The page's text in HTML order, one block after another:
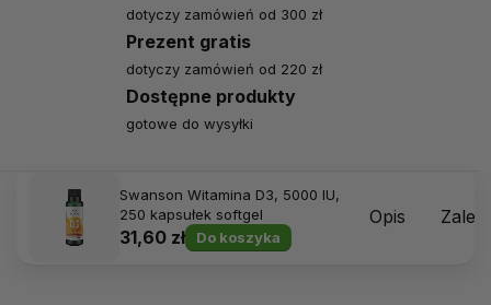
dotyczy zamówień od 300 zł
Prezent gratis
dotyczy zamówień od 220 zł
Dostępne produkty
gotowe do wysyłki
Swanson Witamina D3, 5000 IU,
250 kapsułek softgel
31,60 zł Do koszyka
Opis